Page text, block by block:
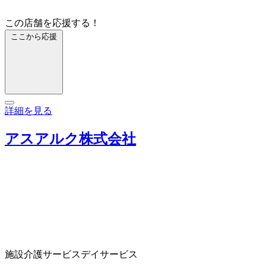
この店舗を応援する！
ここから応援
詳細を見る
アスアルク株式会社
施設介護サービスデイサービス